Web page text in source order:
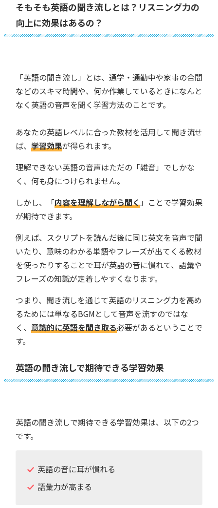
そもそも英語の聞き流しとは？リスニング力の
向上に効果はあるの？
「英語の聞き流し」とは、通学・通勤中や家事の合間
などのスキマ時間や、何か作業しているときになんと
なく英語の音声を聞く学習方法のことです。
あなたの英語レベルに合った教材を活用して聞き流せ
ば、 学習効果が得られます。
理解できない英語の音声はただの「雑音」でしかな
く、何も身につけられません。
しかし、「内容を理解しながら聞く」ことで学習効果
が期待できます。
例えば、スクリプトを読んだ後に同じ英文を音声で聞
いたり、意味のわかる単語やフレーズが出てくる教材
を使ったりすることで耳が英語の音に慣れて、語彙や
フレーズの知識が定着しやすくなります。
つまり、聞き流しを通じて英語のリスニング力を高め
るためには単なるBGMとして音声を流すのではな
く、 意識的に英語を聞き取る必要があるということで
す。
英語の聞き流しで期待できる学習効果
英語の聞き流しで期待できる学習効果は、以下の2つ
です。
英語の音に耳が慣れる
語彙力が高まる